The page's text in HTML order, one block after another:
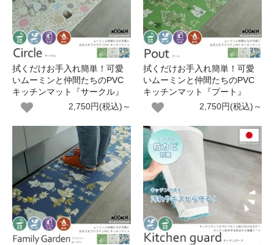
拭くだけお手入れ簡単！可愛
いムーミンと仲間たちのPVC
キッチンマット『サークル』
2,750円(税込)～
拭くだけお手入れ簡単！可愛
いムーミンと仲間たちのPVC
キッチンマット『プート』
2,750円(税込)～